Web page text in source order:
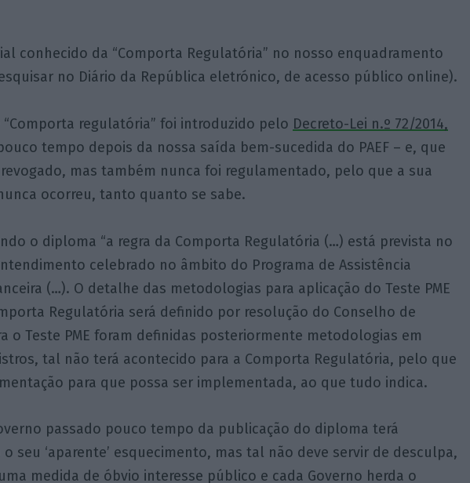
conhecido da “Comporta Regulatória” no nosso enquadramento
no Diário da República eletrónico, de acesso público online).
“Comporta regulatória” foi introduzido pelo Decreto-Lei n.º 72/2014,
tempo depois da nossa saída bem-sucedida do PAEF – e, que
mas também nunca foi regulamentado, pelo que a sua
ocorreu, tanto quanto se sabe.
o diploma “a regra da Comporta Regulatória (…) está prevista no
celebrado no âmbito do Programa de Assistência
(…). O detalhe das metodologias para aplicação do Teste PME
Regulatória será definido por resolução do Conselho de
o Teste PME foram definidas posteriormente metodologias em
tal não terá acontecido para a Comporta Regulatória, pelo que
para que possa ser implementada, ao que tudo indica.
passado pouco tempo da publicação do diploma terá
seu ‘aparente’ esquecimento, mas tal não deve servir de desculpa,
medida de óbvio interesse público e cada Governo herda o